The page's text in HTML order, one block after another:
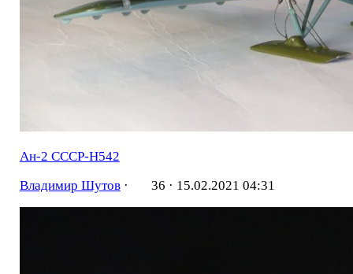
Ан-2 СССР-Н542
Владимир Шутов· 36 · 15.02.2021 04:31